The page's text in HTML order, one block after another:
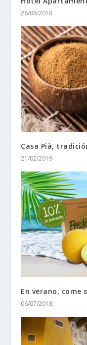
26/08/2018
Casa Pià,
21/02/2019
En verano, come
06/07/2018